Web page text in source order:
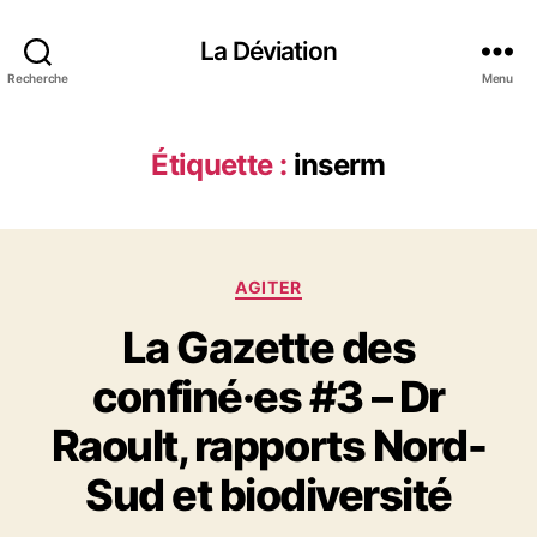
Recherche
La Déviation
Menu
Étiquette : inserm
C
t
é
g
o
r
i
e
s
AGITER
La Gazette des
confiné·es #3 – Dr
Raoult, rapports Nord-
Sud et biodiversité